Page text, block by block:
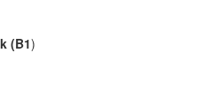
(B1)